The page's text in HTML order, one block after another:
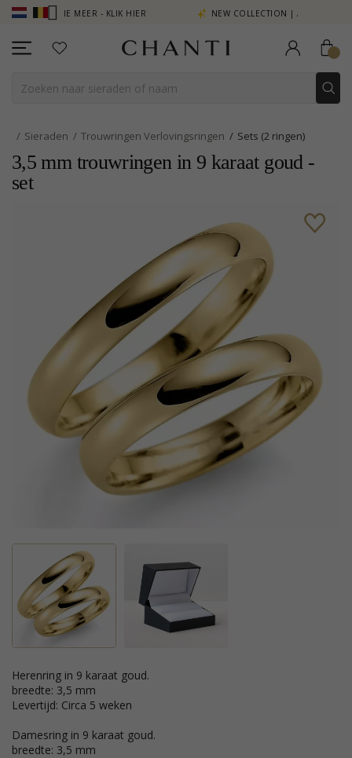
ZIE MEER - KLIK HIER NEW COLLECTION | AURA
Sieraden Trouwringen Verlovingsringen Sets (2 ringen)
3,5 mm trouwringen in 9 karaat goud -
set
Herenring in 9 karaat goud.
breedte: 3,5 mm
Levertijd: Circa 5 weken
Damesring in 9 karaat goud.
breedte: 3,5 mm